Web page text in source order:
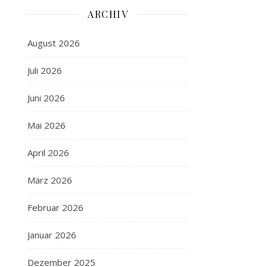
ARCHIV
August 2026
Juli 2026
Juni 2026
Mai 2026
April 2026
März 2026
Februar 2026
Januar 2026
Dezember 2025